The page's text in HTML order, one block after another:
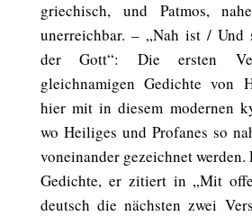
griechisch, und Patmos,
unerreichbar. – „Nah ist / Und
der Gott“: Die ersten
gleichnamigen Gedichte von
hier mit in diesem modernen
wo Heiliges und Profanes so
voneinander gezeichnet
Gedichte, er zitiert in „Mit
deutsch die nächsten zwei